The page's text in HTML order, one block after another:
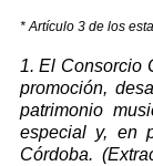
* Artículo 3 de los
1. El Consorcio
promoción,
patrimonio
especial y, en
Córdoba.